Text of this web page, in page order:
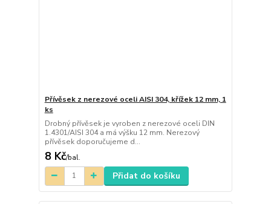
Přívěsek z nerezové oceli AISI 304, křížek 12 mm, 1
ks
Drobný přívěsek je vyroben z nerezové oceli DIN
1.4301/AISI 304 a má výšku 12 mm. Nerezový
přívěsek doporučujeme d...
8 Kč/bal.
Přidat do košíku